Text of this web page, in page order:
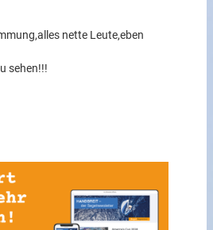
nette Leute,eben
sehen!!!